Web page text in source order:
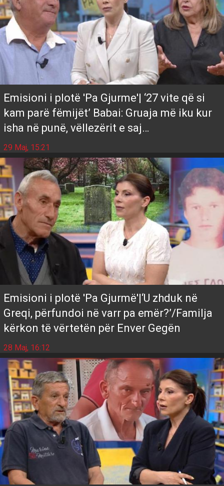
Emisioni i plotë 'Pa Gjurme'| ‘27 vite që si
kam parë fëmijët’ Babai: Gruaja më iku kur
isha në punë, vëllezërit e saj…
29 Maj, 15:21
Emisioni i plotë 'Pa Gjurmë'|‘U zhduk në
Greqi, përfundoi në varr pa emër?’/Familja
kërkon të vërtetën për Enver Gegën
28 Maj, 16:12